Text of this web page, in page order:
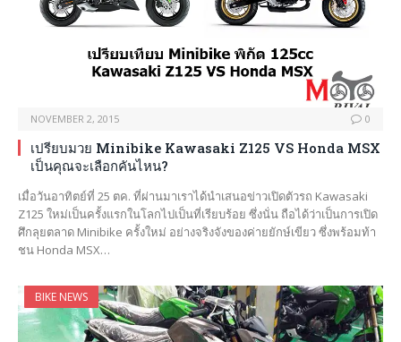
NOVEMBER 2, 2015 0
เปรียบมวย Minibike Kawasaki Z125 VS Honda MSX
เป็นคุณจะเลือกคันไหน?
เมื่อวันอาทิตย์ที่ 25 ตค. ที่ผ่านมาเราได้นำเสนอข่าวเปิดตัวรถ Kawasaki
Z125 ใหม่เป็นครั้งแรกในโลกไปเป็นที่เรียบร้อย ซึ่งนั่น ถือได้ว่าเป็นการเปิด
ศึกลุยตลาด Minibike ครั้งใหม่ อย่างจริงจังของค่ายยักษ์เขียว ซึ่งพร้อมท้า
ชน Honda MSX…
BIKE NEWS